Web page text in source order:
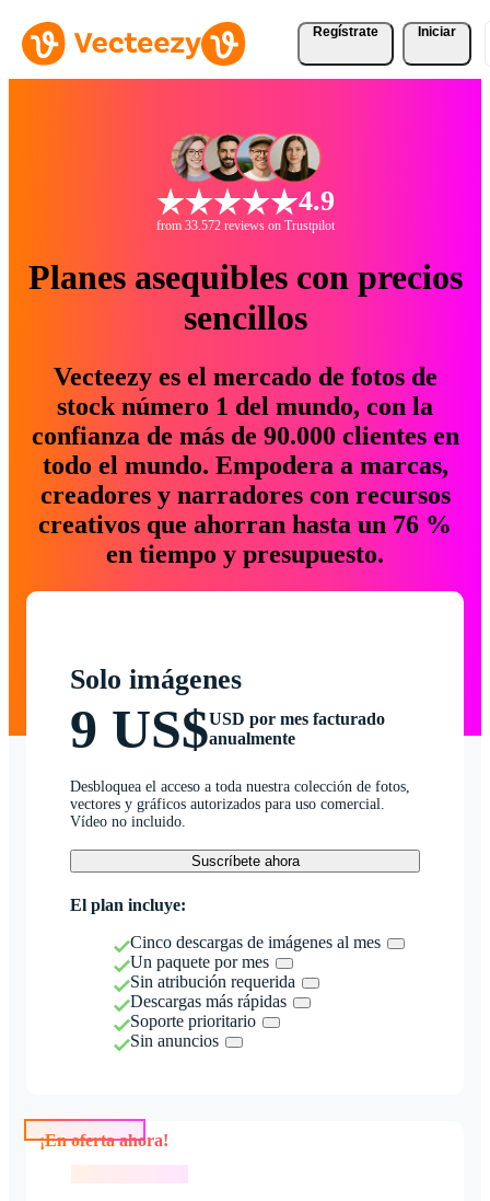
Regístrate Iniciar
4.9
from 33.572 reviews on Trustpilot
Planes asequibles con precios
sencillos
Vecteezy es el mercado de fotos de
stock número 1 del mundo, con la
confianza de más de 90.000 clientes en
todo el mundo. Empodera a marcas,
creadores y narradores con recursos
creativos que ahorran hasta un 76 %
en tiempo y presupuesto.
Solo imágenes
9 US$USD por mes facturado
anualmente
Desbloquea el acceso a toda nuestra colección de fotos,
vectores y gráficos autorizados para uso comercial.
Vídeo no incluido.
Suscríbete ahora
El plan incluye:
Cinco descargas de imágenes al mes
Un paquete por mes
Sin atribución requerida
Descargas más rápidas
Soporte prioritario
Sin anuncios